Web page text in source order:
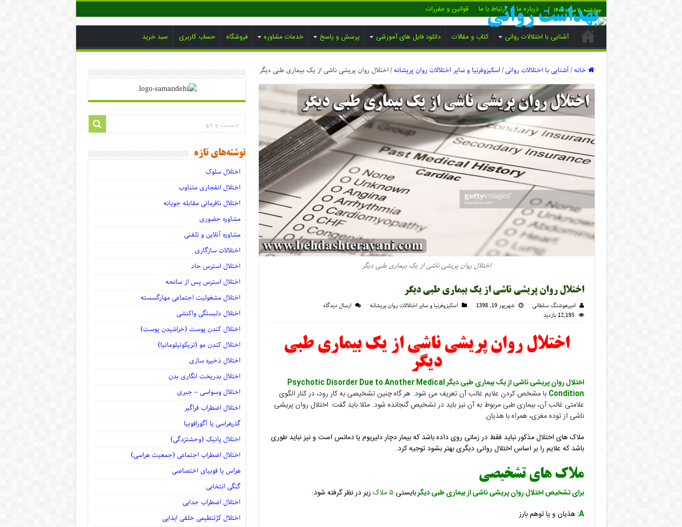
چهارشنبه , ۷ مرداد ۱۴۰۵ درباره ما ارتباط با ما قوانین و مقررات
آشنایی با اختلالات روانی کتاب و مقالات دانلود فایل های آموزشی پرسش و پاسخ خدمات مشاوره فروشگاه حساب کاربری سبد خرید
خانه/آشنایی با اختلالات روانی/اسکیزوفرنیا و سایر اختلالات روان پریشانه/اختلال روان پریشی ناشی از یک بیماری طبی دیگر
اختلال روان پریشی ناشی از یک بیماری طبی دیگر
اختلال روان پریشی ناشی از یک بیماری طبی دیگر
امیرهوشنگ سلطانی شهریور 19, 1398 اسکیزوفرنیا و سایر اختلالات روان پریشانه
ارسال دیدگاه
12,195 بازدید
اختلال روان پریشی ناشی از یک بیماری طبی
دیگر
اختلال روان پریشی ناشی از یک بیماری طبی دیگر Psychotic Disorder Due to Another Medical
Condition با مشخص کردن علایم غالب آن تعریف می شود. هر گاه چنین تشخیصی به کار رود، در کنار الگوی
علامتی غالب آن، بیماری طبی مربوط به آن نیز باید در تشخیص گنجانده شود. مثلا باید گفت: اختلال روان پریشی
ناشی از توده مغزی، همراه با هذیان.
ملاک های اختلال مذکور نباید فقط در زمانی روی داده باشد که بیمار دچار دلیریوم یا دمانس است و نیز نباید طوری
باشد که علایم را بر اساس اختلال روانی دیگری بهتر بشود توجیه کرد.
ملاک های تشخیصی
برای تشخیص اختلال روان پریشی ناشی از بیماری طبی دیگربایستی ۵ ملاک
زیر در نظر گرفته شود:
A: هذیان و یا توهم بارز
نوشته‌های تازه
اختلال سلوک
اختلال انفجاری متناوب
اختلال نافرمانی مقابله جویانه
مشاوره حضوری
مشاوره آنلاین و تلفنی
اختلالات سازگاری
اختلال استرس حاد
اختلال استرس پس از سانحه
اختلال مشغولیت اجتماعی مهارگسسته
اختلال دلبستگی واکنشی
اختلال کندن پوست (خراشیدن پوست)
اختلال کندن مو (تریکوتیلومانیا)
اختلال ذخیره سازی
اختلال بدریخت انگاری بدن
اختلال وسواسی – جبری
اختلال اضطراب فراگیر
گذرهراسی یا آگورافوبیا
اختلال پانیک (وحشتزدگی)
اختلال اضطراب اجتماعی (جمعیت هراسی)
هراس یا فوبیای اختصاصی
گنگی انتخابی
اختلال اضطراب جدایی
اختلال کژتنظیمی خلقی ایذایی